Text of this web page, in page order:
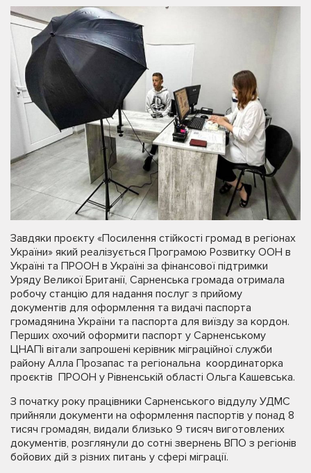
Завдяки проєкту «Посилення стійкості громад в регіонах
України» який реалізується Програмою Розвитку ООН в
Україні та ПРООН в Україні за фінансової підтримки
Уряду Великої Британії, Сарненська громада отримала
робочу станцію для надання послуг з прийому
документів для оформлення та видачі паспорта
громадянина України та паспорта для виїзду за кордон.
Перших охочий оформити паспорт у Сарненському
ЦНАПі вітали запрошені керівник міграційної служби
району Алла Прозапас та регіональна координаторка
проєктів ПРООН у Рівненській області Ольга Кашевська.
З початку року працівники Сарненського віддулу УДМС
прийняли документи на оформлення паспортів у понад 8
тисяч громадян, видали близько 9 тисяч виготовлених
документів, розглянули до сотні звернень ВПО з регіонів
бойових дій з різних питань у сфері міграції.